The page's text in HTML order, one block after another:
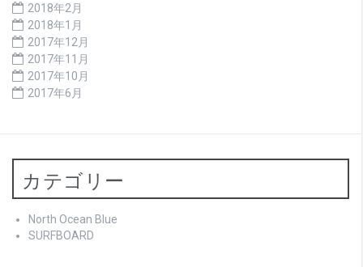
2018年2月
2018年1月
2017年12月
2017年11月
2017年10月
2017年6月
カテゴリー
North Ocean Blue
SURFBOARD